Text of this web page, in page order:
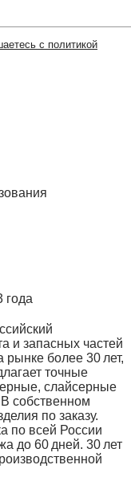
с политикой
года
и запасных частей
рынке более 30 лет,
точные
слайсерные
собственном
по заказу.
по всей России
до 60 дней. 30 лет